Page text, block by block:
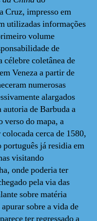
Cruz, impresso em
utilizadas informações
volume
de
coletânea de
Veneza a partir de
numerosas
alargados
autoria de Barbuda a
verso do mapa, a
cerca de 1580,
já residia em
visitando
onde poderia ter
pela via das
sobre matéria
sobre a vida de
ter regressado a